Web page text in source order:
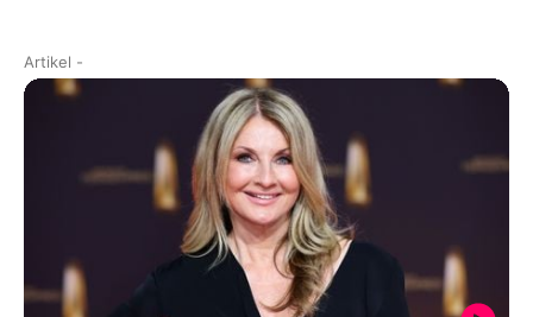
Artikel -